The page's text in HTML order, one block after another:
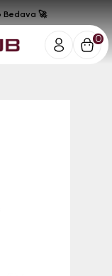
0
Bedava 🚀